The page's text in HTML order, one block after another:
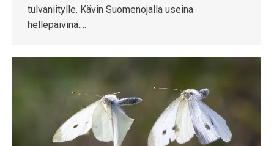
tulvaniitylle. Kävin Suomenojalla useina
hellepäivinä.…